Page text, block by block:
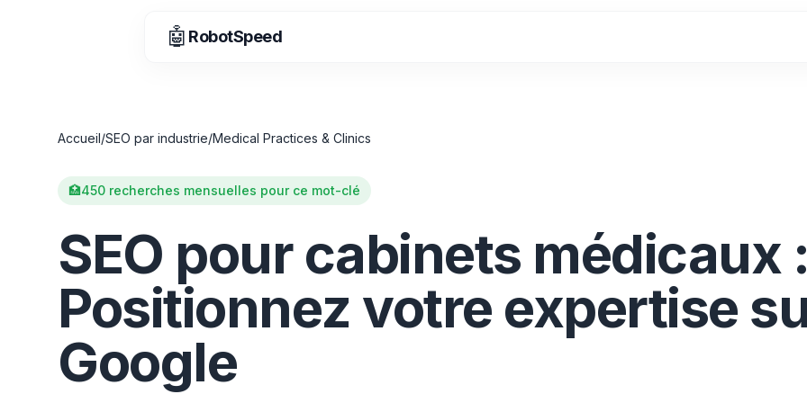
🤖 RobotSpeed
Accueil/SEO par industrie/Medical Practices & Clinics
🏥450 recherches mensuelles pour ce mot-clé
SEO pour cabinets médicaux
Positionnez votre expertise
Google